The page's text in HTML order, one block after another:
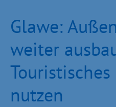
Glawe:
weiter
nutzen